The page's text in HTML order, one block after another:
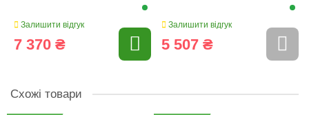
Залишити відгук
7 370 ₴
Залишити відгук
5 507 ₴
Схожі товари